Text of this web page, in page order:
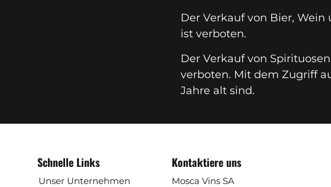
Der Verkauf von Bier,
ist verboten.
Der Verkauf von
verboten. Mit dem Zugriff
Jahre alt sind.
Schnelle Links
Unser Unternehmen
Kontaktiere uns
Mosca Vins SA